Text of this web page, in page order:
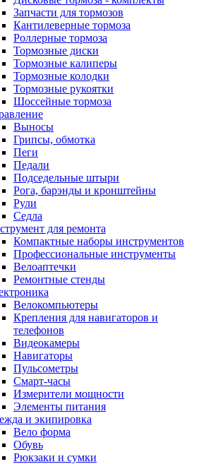
Запчасти для тормозов
Кантилеверные тормоза
Роллерные тормоза
Тормозные диски
Тормозные калиперы
Тормозные колодки
Тормозные рукоятки
Шоссейные тормоза
Выносы
Грипсы, обмотка
Пеги
Педали
Подседельные штыри
Рога, барэнды и кронштейны
Рули
Седла
для ремонта
Компактные наборы инструментов
Профессиональные инструменты
Велоаптечки
Ремонтные стенды
Велокомпьютеры
Крепления для навигаторов и
телефонов
Видеокамеры
Навигаторы
Пульсометры
Смарт-часы
Измерители мощности
Элементы питания
и экипировка
Вело форма
Обувь
Рюкзаки и сумки